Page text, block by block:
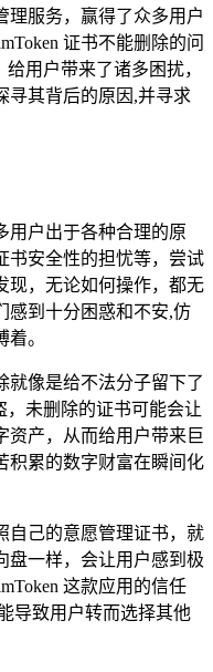
理服务，赢得了众多用户
证书不能删除的问
用户带来了诸多困扰，
寻其背后的原因,并寻求
用户出于各种合理的原
书安全性的担忧等，尝试
现，无论如何操作，都无
感到十分困惑和不安,仿
。
就像是给不法分子留下了
，未删除的证书可能会让
资产，从而给用户带来巨
积累的数字财富在瞬间化
自己的意愿管理证书，就
盘一样，会让用户感到极
这款应用的信任
导致用户转而选择其他